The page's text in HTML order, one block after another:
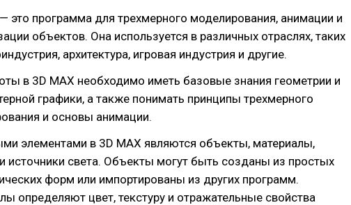
это программа для трехмерного моделирования, анимации и
объектов. Она используется в различных отраслях, таких
архитектура, игровая индустрия и другие.
в 3D MAX необходимо иметь базовые знания геометрии и
графики, а также понимать принципы трехмерного
и основы анимации.
элементами в 3D MAX являются объекты, материалы,
источники света. Объекты могут быть созданы из простых
форм или импортированы из других программ.
определяют цвет, текстуру и отражательные свойства